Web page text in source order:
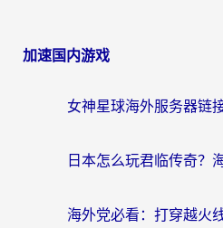
加速国内游戏